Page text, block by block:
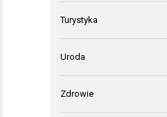
Turystyka
Uroda
Zdrowie